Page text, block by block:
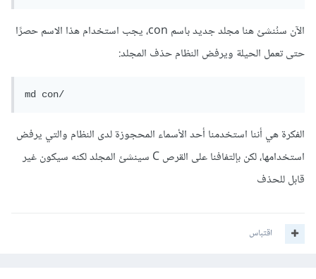
الآن سنُنشئ هنا مجلد جديد باسم con، يجب استخدام هذا الاسم حصرًا
حتى تعمل الحيلة ويرفض النظام حذف المجلد:
md con/
الفكرة هي أننا استخدمنا أحد الأسماء المحجوزة لدى النظام والتي يرفض
استخدامها، لكن بإلتفافنا على القرص C سينشئ المجلد لكنه سيكون غير
قابل للحذف
اقتباس